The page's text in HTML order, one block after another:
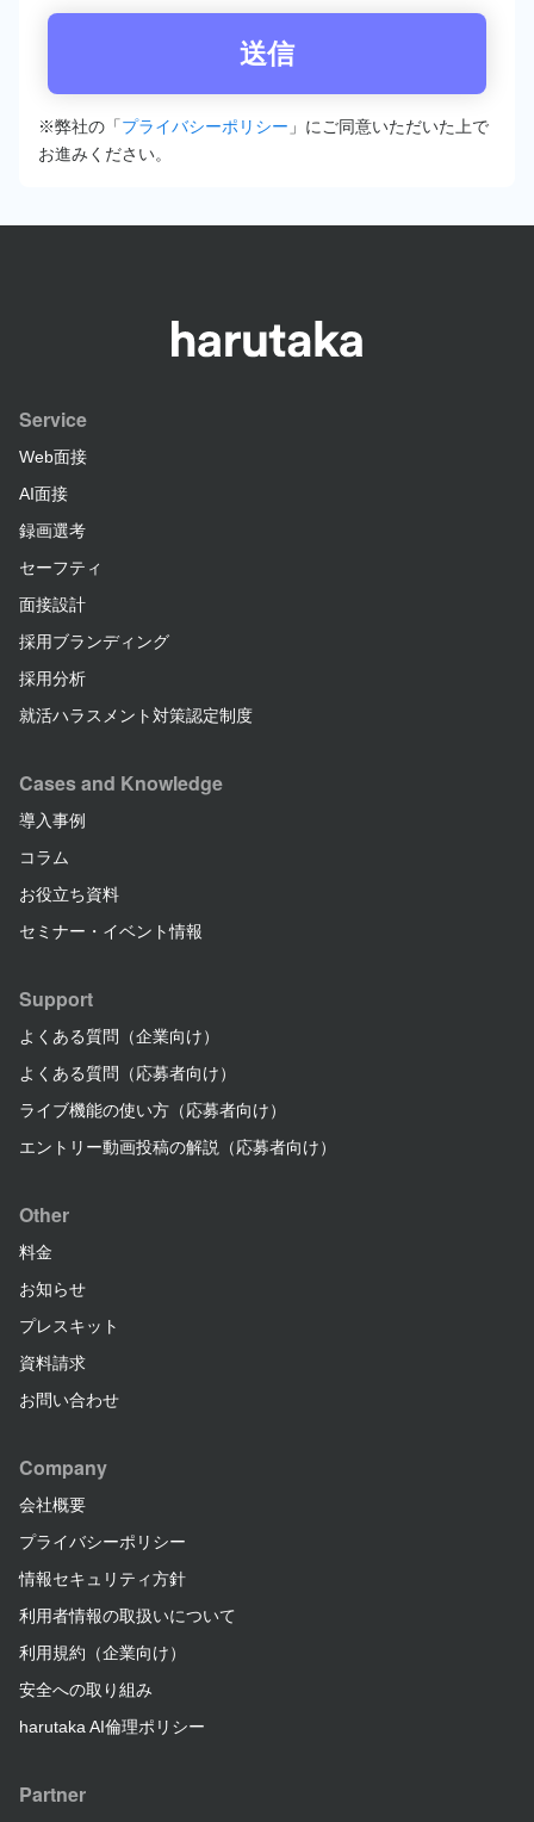
※弊社の「プライバシーポリシー 」にご同意いただいた上で
お進みください。
Service
Web面接
AI面接
録画選考
セーフティ
面接設計
採用ブランディング
採用分析
就活ハラスメント対策認定制度
Cases and Knowledge
導入事例
コラム
お役立ち資料
セミナー・イベント情報
Support
よくある質問（企業向け）
よくある質問（応募者向け）
ライブ機能の使い方（応募者向け）
エントリー動画投稿の解説（応募者向け）
Other
料金
お知らせ
プレスキット
資料請求
お問い合わせ
Company
会社概要
プライバシーポリシー
情報セキュリティ方針
利用者情報の取扱いについて
利用規約（企業向け）
安全への取り組み
harutaka AI倫理ポリシー
Partner